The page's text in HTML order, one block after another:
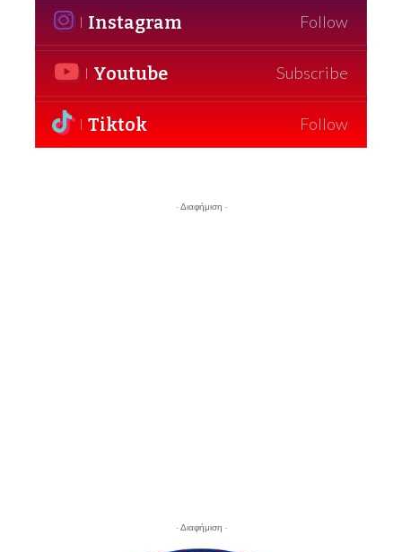
Instagram Follow
Youtube Subscribe
Tiktok Follow
- Διαφήμιση -
- Διαφήμιση -